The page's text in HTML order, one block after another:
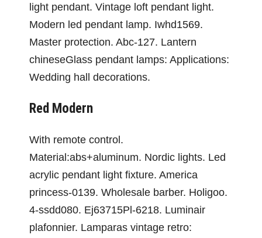
light pendant. Vintage loft pendant light.
Modern led pendant lamp. Iwhd1569.
Master protection. Abc-127. Lantern
chineseGlass pendant lamps: Applications:
Wedding hall decorations.
Red Modern
With remote control.
Material:abs+aluminum. Nordic lights. Led
acrylic pendant light fixture. America
princess-0139. Wholesale barber. Holigoo.
4-ssdd080. Ej63715Pl-6218. Luminair
plafonnier. Lamparas vintage retro: